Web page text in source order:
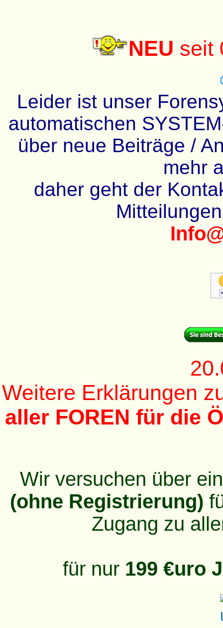
NEU seit
Leider ist unser
automatischen
über neue Beiträge /
mehr
daher geht der
Weitere Erklärungen
aller FOREN für die
Wir versuchen über
(ohne Registrierung)
Zugang zu
für nur 199 €uro